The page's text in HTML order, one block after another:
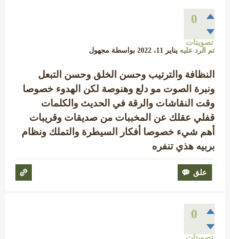
0
تصويتات
تم الرد عليه يناير 11، 2022 بواسطة مجهول
النظافة والترتيب وحسن الخلق وحسن التبعل
ونبرة الصوت مو دلع وهنوصة لكن الهدوء خصوصا
وقت النقاشات والرقة في الحديث والكلمات
قفلي عقلك عن المخببات من صديقات وقريبات
أهم شيء خصوصا أفكار السيطرة والتملك ونظام
بربيه هذي تنفره
0